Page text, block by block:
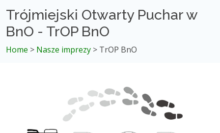
Trójmiejski Otwarty Puchar w
BnO - TrOP BnO
Home > Nasze imprezy > TrOP BnO